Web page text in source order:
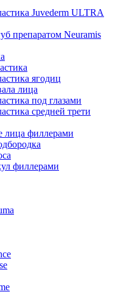
Juvederm ULTRA
препаратом Neuramis
ягодиц
лица
под глазами
средней трети
лица филлерами
филлерами